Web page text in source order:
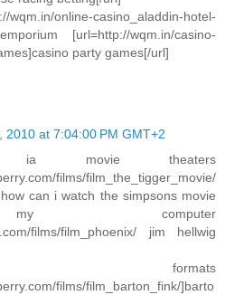
online-casino_aladdin-hotel-
[url=http://wqm.in/casino-
party games[/url]
2010 at 7:04:00 PM GMT+2
ia movie theaters
films/film_the_tigger_movie/
can i watch the simpsons movie
computer
films/film_phoenix/ jim hellwig
formats
films/film_barton_fink/]barto